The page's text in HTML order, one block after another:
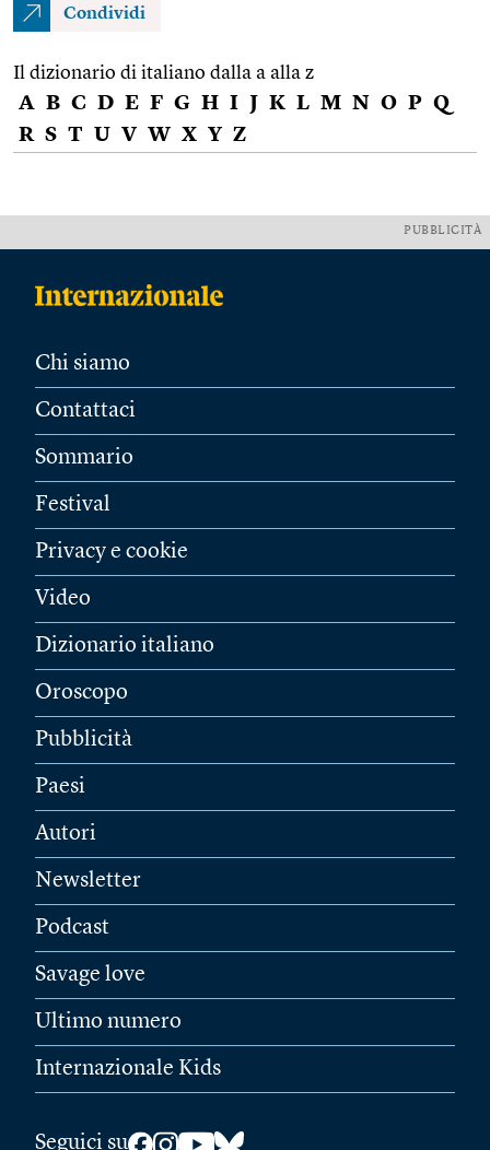
Condividi
Il dizionario di italiano dalla a alla z
A B C D E F G H I J K L M N O P Q
R S T U V W X Y Z
PUBBLICITÀ
Chi siamo
Contattaci
Sommario
Festival
Privacy e cookie
Video
Dizionario italiano
Oroscopo
Pubblicità
Paesi
Autori
Newsletter
Podcast
Savage love
Ultimo numero
Internazionale Kids
Seguici su